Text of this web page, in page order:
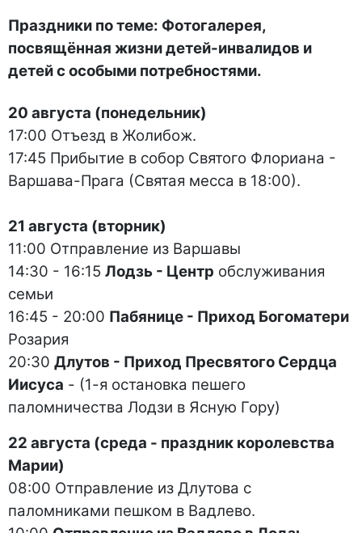
Праздники по теме: Фотогалерея,
посвящённая жизни детей-инвалидов и
детей с особыми потребностями.
20 августа (понедельник)
17:00 Отъезд в Жолибож.
17:45 Прибытие в собор Святого Флориана -
Варшава-Прага (Святая месса в 18:00).
21 августа (вторник)
11:00 Отправление из Варшавы
14:30 - 16:15 Лодзь - Центр обслуживания
семьи
16:45 - 20:00 Пабянице - Приход Богоматери
Розария
20:30 Длутов - Приход Пресвятого Сердца
Иисуса - (1-я остановка пешего
паломничества Лодзи в Ясную Гору)
22 августа (среда - праздник королевства
Марии)
08:00 Отправление из Длутова с
паломниками пешком в Вадлево.